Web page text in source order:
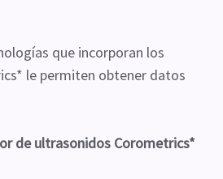
que incorporan los
le permiten obtener datos
de ultrasonidos Corometrics*